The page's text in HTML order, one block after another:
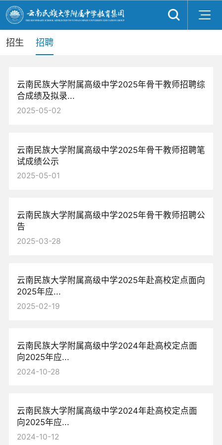
招生 招聘
云南民族大学附属高级中学2025年骨干教师招聘综
合成绩及拟录...
2025-05-02
云南民族大学附属高级中学2025年骨干教师招聘笔
试成绩公示
2025-05-01
云南民族大学附属高级中学2025年骨干教师招聘公
告
2025-03-28
云南民族大学附属高级中学2025年赴高校定点面向
2025年应...
2025-02-19
云南民族大学附属高级中学2024年赴高校定点面
向2025年应...
2024-10-28
云南民族大学附属高级中学2024年赴高校定点面
向2025年应...
2024-10-12